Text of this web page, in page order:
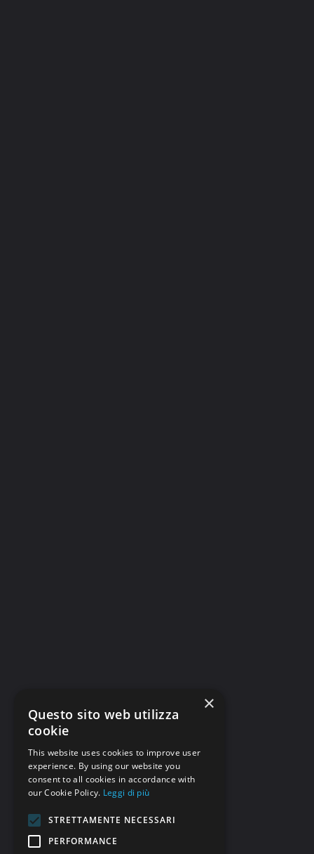
×
Questo sito web utilizza
cookie
This website uses cookies to improve user
experience. By using our website you
consent to all cookies in accordance with
our Cookie Policy. Leggi di più
STRETTAMENTE NECESSARI
PERFORMANCE